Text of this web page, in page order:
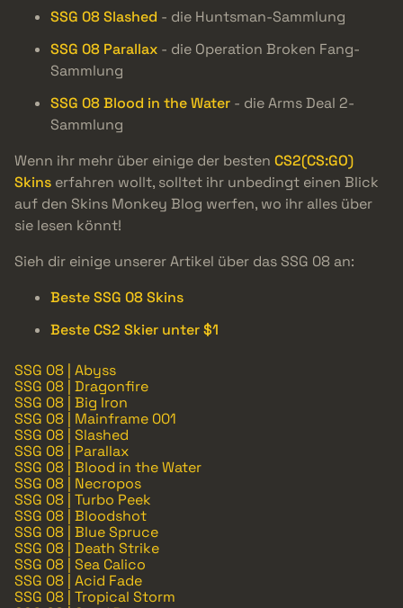
SSG 08 Slashed - die Huntsman-Sammlung
SSG 08 Parallax - die Operation Broken Fang-
Sammlung
SSG 08 Blood in the Water - die Arms Deal 2-
Sammlung
Wenn ihr mehr über einige der besten CS2(CS:GO)
Skins erfahren wollt, solltet ihr unbedingt einen Blick
auf den Skins Monkey Blog werfen, wo ihr alles über
sie lesen könnt!
Sieh dir einige unserer Artikel über das SSG 08 an:
Beste SSG 08 Skins
Beste CS2 Skier unter $1
SSG 08 | Abyss
SSG 08 | Dragonfire
SSG 08 | Big Iron
SSG 08 | Mainframe 001
SSG 08 | Slashed
SSG 08 | Parallax
SSG 08 | Blood in the Water
SSG 08 | Necropos
SSG 08 | Turbo Peek
SSG 08 | Bloodshot
SSG 08 | Blue Spruce
SSG 08 | Death Strike
SSG 08 | Sea Calico
SSG 08 | Acid Fade
SSG 08 | Tropical Storm